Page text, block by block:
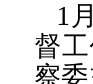
1
督
察